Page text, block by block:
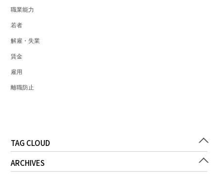
職業能力
若者
解雇・失業
賃金
雇用
離職防止
TAG CLOUD
ARCHIVES